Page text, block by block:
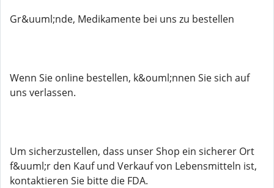
Gr&uuml;nde, Medikamente bei uns zu bestellen
Wenn Sie online bestellen, k&ouml;nnen Sie sich auf
uns verlassen.
Um sicherzustellen, dass unser Shop ein sicherer Ort
f&uuml;r den Kauf und Verkauf von Lebensmitteln ist,
kontaktieren Sie bitte die FDA.